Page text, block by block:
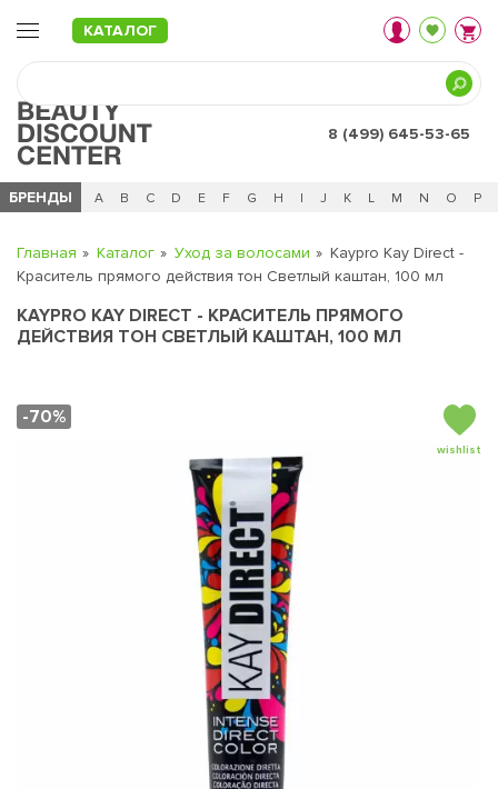
КАТАЛОГ
8 (499) 645-53-65
БРЕНДЫ
Ч 0 - 9 A B C D E F G H I J K L M N O P
Главная Каталог Уход за волосами
Kaypro Kay Direct -
Краситель прямого действия тон Светлый каштан, 100 мл
KAYPRO KAY DIRECT - КРАСИТЕЛЬ ПРЯМОГО
ДЕЙСТВИЯ ТОН СВЕТЛЫЙ КАШТАН, 100 МЛ
-70%
wishlist